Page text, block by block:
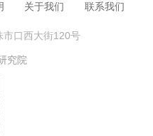
关于我们 联系我们
市口西大街120号
究院